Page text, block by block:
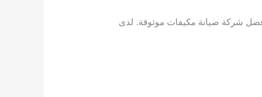
شركة صيانة مكيفات موثوقة. لدى